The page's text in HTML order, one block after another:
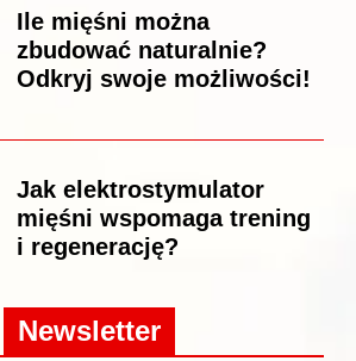
Ile mięśni można
zbudować naturalnie?
Odkryj swoje możliwości!
Jak elektrostymulator
mięśni wspomaga trening
i regenerację?
Newsletter